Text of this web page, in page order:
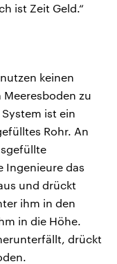
ist Zeit Geld.“
keinen
zu
ist ein
Rohr. An
Ingenieure das
und drückt
ihm in den
in die Höhe.
drückt